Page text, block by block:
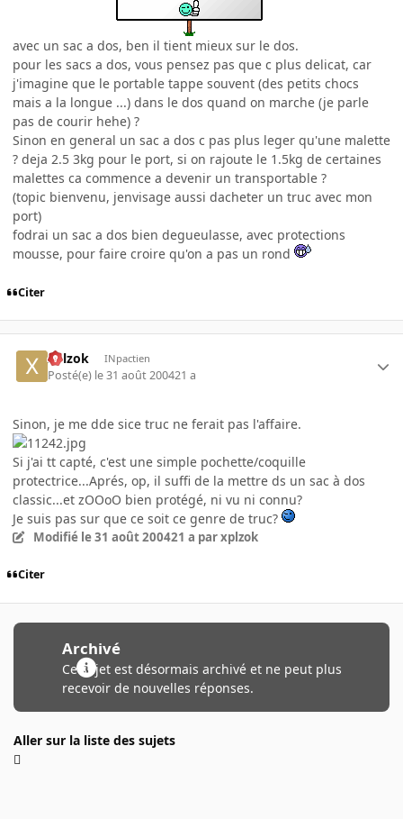
avec un sac a dos, ben il tient mieux sur le dos.
pour les sacs a dos, vous pensez pas que c plus delicat, car
j'imagine que le portable tappe souvent (des petits chocs
mais a la longue ...) dans le dos quand on marche (je parle
pas de courir hehe) ?
Sinon en general un sac a dos c pas plus leger qu'une malette
? deja 2.5 3kg pour le port, si on rajoute le 1.5kg de certaines
malettes ca commence a devenir un transportable ?
(topic bienvenu, jenvisage aussi dacheter un truc avec mon
port)
fodrai un sac a dos bien degueulasse, avec protections
mousse, pour faire croire qu'on a pas un rond
Citer
xplzok INpactien
Posté(e) le 31 août 200421 a
Sinon, je me dde sice truc ne ferait pas l'affaire.
Si j'ai tt capté, c'est une simple pochette/coquille
protectrice...Aprés, op, il suffi de la mettre ds un sac à dos
classic...et zOOoO bien protégé, ni vu ni connu?
Je suis pas sur que ce soit ce genre de truc?
Modifié le 31 août 200421 a par xplzok
Citer
Archivé
Ce sujet est désormais archivé et ne peut plus
recevoir de nouvelles réponses.
Aller sur la liste des sujets